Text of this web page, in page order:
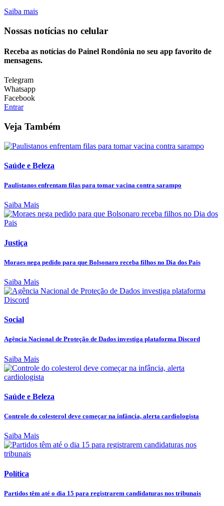
Saiba mais
Nossas notícias no celular
Receba as notícias do Painel Rondônia no seu app favorito de
mensagens.
Telegram
Whatsapp
Facebook
Entrar
Veja Também
Saúde e Beleza
Paulistanos enfrentam filas para tomar vacina contra sarampo
Saiba Mais
Justiça
Moraes nega pedido para que Bolsonaro receba filhos no Dia dos Pais
Saiba Mais
Social
Agência Nacional de Proteção de Dados investiga plataforma Discord
Saiba Mais
Saúde e Beleza
Controle do colesterol deve começar na infância, alerta cardiologista
Saiba Mais
Política
Partidos têm até o dia 15 para registrarem candidaturas nos tribunais